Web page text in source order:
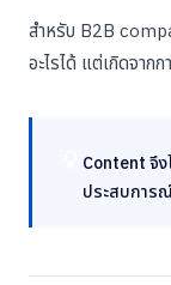
สำหรับ B2B
อะไรได้ แต่เกิดจาก
Content จึ
ประสบการ